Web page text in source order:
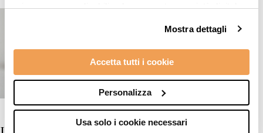
privacy sono applicabili solo su questa proprietà digitale
modificare o revocare il proprio consenso in qualsiasi
momento dalla Dichiarazione sui cookie o facendo clic
sull'icona di attivazione della privacy.
Con il tuo consenso, vorremmo anche:
raccogliere informazioni sulla tua posizione
geografica, con un'approssimazione di qualche
Mostra dettagli
Accetta tutti i cookie
Personalizza
Usa solo i cookie necessari